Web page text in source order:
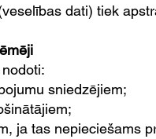
dati) tiek
sniedzējiem;
ja tas nepieciešams